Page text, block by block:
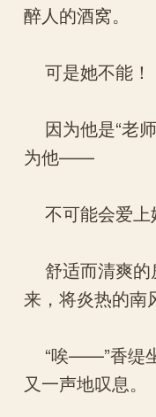
醉人的酒窝。
可是她不能！
因为他是“老
为他——
不可能会爱上
舒适而清爽的
来，将炎热的南
“唉——”香缇
又一声地叹息。